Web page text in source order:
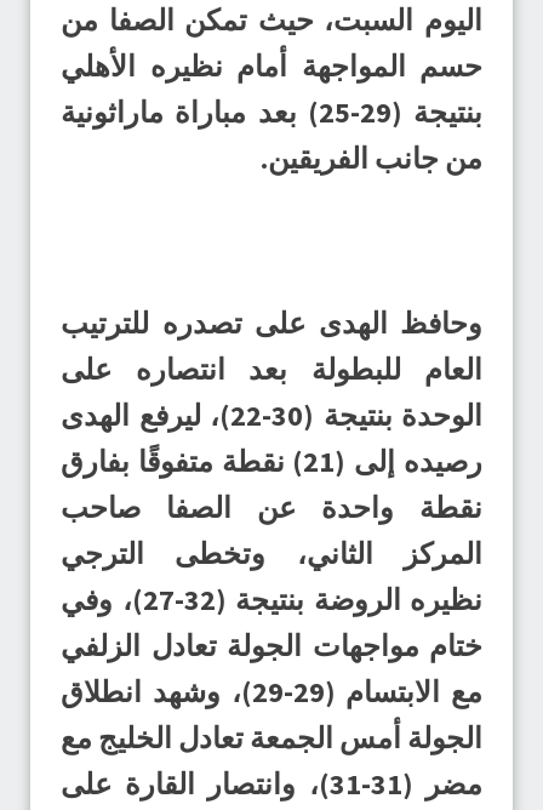
اليوم السبت، حيث تمكن الصفا من
حسم المواجهة أمام نظيره الأهلي
بنتيجة (29-25) بعد مباراة ماراثونية
من جانب الفريقين.
وحافظ الهدى على تصدره للترتيب
العام للبطولة بعد انتصاره على
الوحدة بنتيجة (30-22)، ليرفع الهدى
رصيده إلى (21) نقطة متفوقًا بفارق
نقطة واحدة عن الصفا صاحب
المركز الثاني، وتخطى الترجي
نظيره الروضة بنتيجة (32-27)، وفي
ختام مواجهات الجولة تعادل الزلفي
مع الابتسام (29-29)، وشهد انطلاق
الجولة أمس الجمعة تعادل الخليج مع
مضر (31-31)، وانتصار القارة على